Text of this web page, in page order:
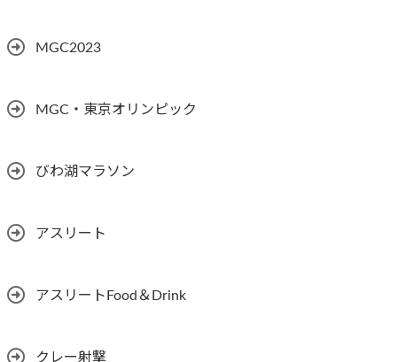
MGC2023
MGC・東京オリンピック
びわ湖マラソン
アスリート
アスリートFood＆Drink
クレー射撃